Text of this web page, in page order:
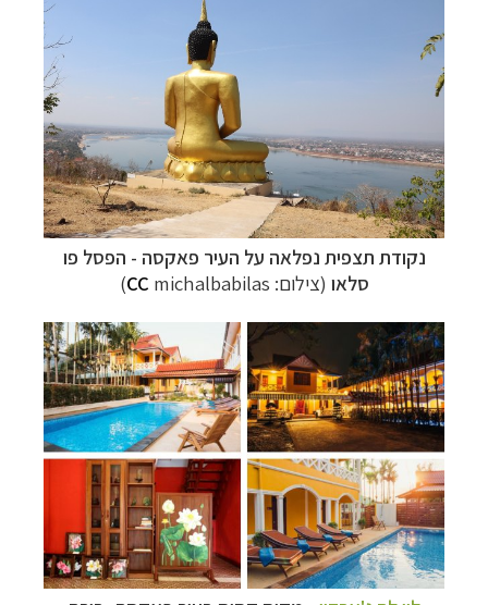
נקודת תצפית נפלאה על העיר פאקסה - הפסל פו
סלאו (צילום: CC michalbabilas
)